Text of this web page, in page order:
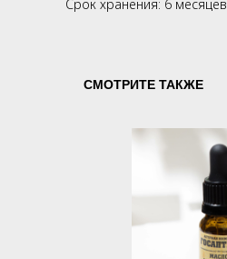
Срок хранения: 6 месяцев.
СМОТРИТЕ ТАКЖЕ